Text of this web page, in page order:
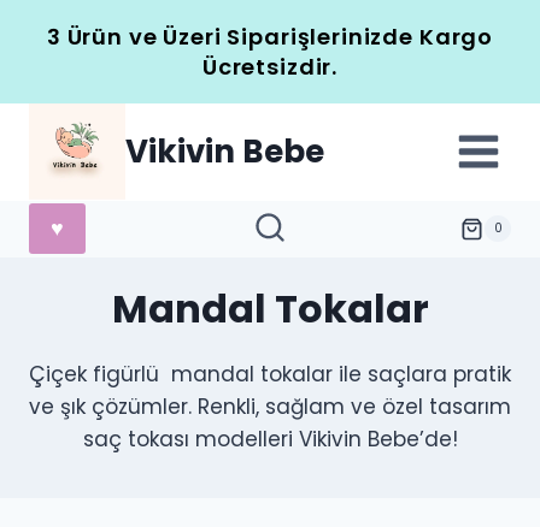
3 Ürün ve Üzeri Siparişlerinizde Kargo
Ücretsizdir.
Vikivin Bebe
♥ 0
Mandal Tokalar
Çiçek figürlü mandal tokalar ile saçlara pratik
ve şık çözümler. Renkli, sağlam ve özel tasarım
saç tokası modelleri Vikivin Bebe’de!